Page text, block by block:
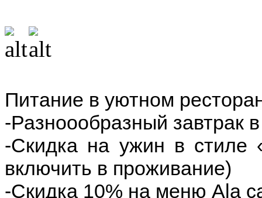
Питание в уютном
-Разноообразный завтрак
-Скидка на ужин в стиле
включить в проживание)
-Скидка 10% на меню Ala